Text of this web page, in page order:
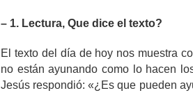
– 1. Lectura, Que dice el texto?
El texto del día de hoy nos muestra
no están ayunando como lo hacen
Jesús respondió: «¿Es que pueden